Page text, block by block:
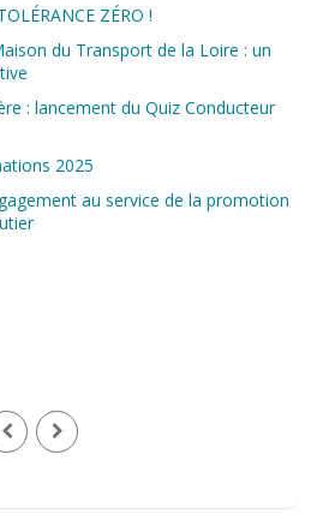
ZÉRO !
du Transport de la Loire : un
: lancement du Quiz Conducteur
2025
au service de la promotion